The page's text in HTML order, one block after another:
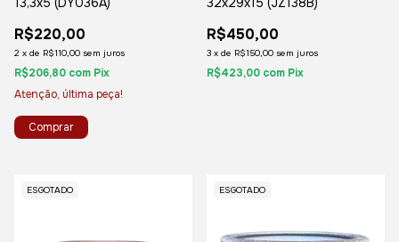
R$220,00
2 x de R$110,00 sem juros
R$206,80 com Pix
Atenção, última peça!
R$450,00
3 x de R$150,00 sem juros
R$423,00 com Pix
ESGOTADO ESGOTADO